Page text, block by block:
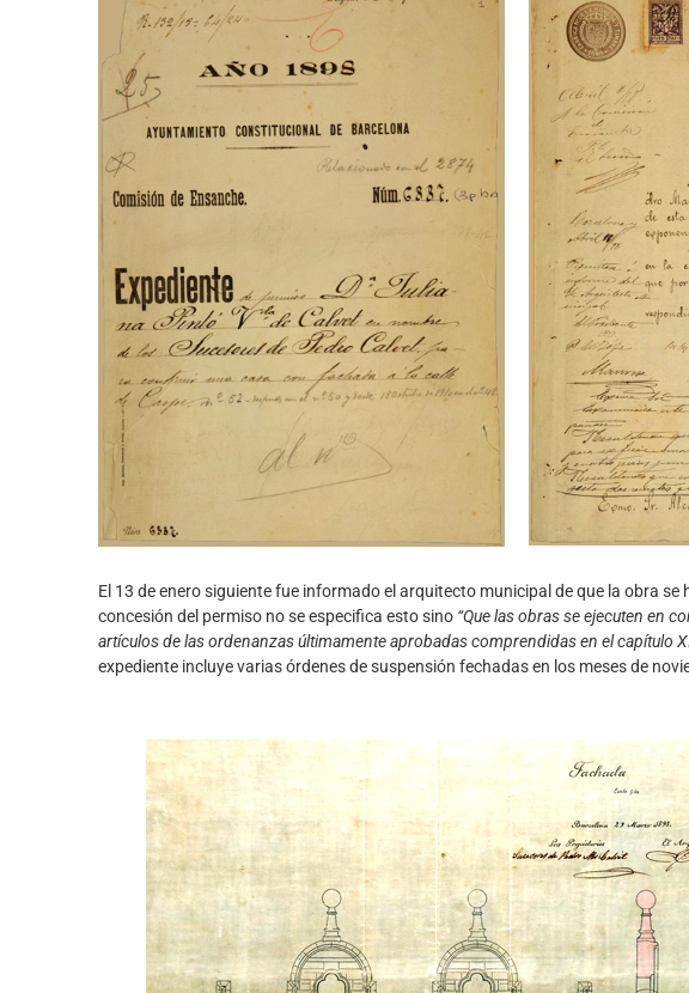
El 13 de enero siguiente fue informado el arquitecto municipal de que la obra se
concesión del permiso no se especifica esto sino “Que las obras se ejecuten en
artículos de las ordenanzas últimamente aprobadas comprendidas en el capítulo
expediente incluye varias órdenes de suspensión fechadas en los meses de